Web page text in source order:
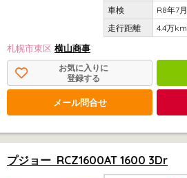
R8年7月
4.4万km
札幌市東区 横山商事
お気に入りに
登録する
メール問合せ
プジョー RCZ1600AT 1600 3Dr